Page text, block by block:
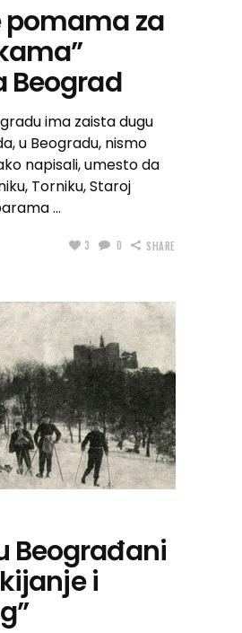
pomama za
Beograd
ima zaista dugu
u Beogradu, nismo
napisali, umesto da
Torniku, Staroj
3 0 SHARE
Beograđani
i